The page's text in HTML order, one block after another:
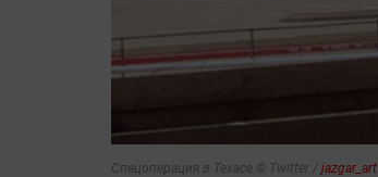
Спецоперация в Техасе © Twitter / jazgar_art